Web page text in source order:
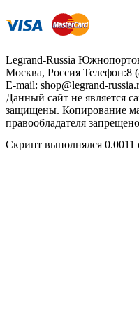
Legrand-Russia
Москва, Россия Телефон:8
E-mail: shop@legrand-
Данный сайт не является
защищены. Копирование
правообладателя
Скрипт выполнялся 0.0011